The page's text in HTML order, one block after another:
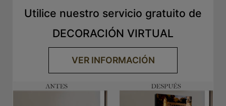
Utilice nuestro servicio gratuito de
DECORACIÓN VIRTUAL
VER INFORMACIÓN